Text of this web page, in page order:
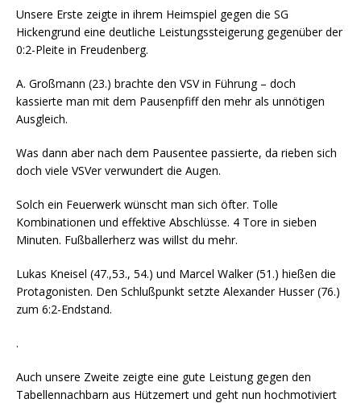
Unsere Erste zeigte in ihrem Heimspiel gegen die SG
Hickengrund eine deutliche Leistungssteigerung gegenüber der
0:2-Pleite in Freudenberg.
A. Großmann (23.) brachte den VSV in Führung – doch
kassierte man mit dem Pausenpfiff den mehr als unnötigen
Ausgleich.
Was dann aber nach dem Pausentee passierte, da rieben sich
doch viele VSVer verwundert die Augen.
Solch ein Feuerwerk wünscht man sich öfter. Tolle
Kombinationen und effektive Abschlüsse. 4 Tore in sieben
Minuten. Fußballerherz was willst du mehr.
Lukas Kneisel (47.,53., 54.) und Marcel Walker (51.) hießen die
Protagonisten. Den Schlußpunkt setzte Alexander Husser (76.)
zum 6:2-Endstand.
.
Auch unsere Zweite zeigte eine gute Leistung gegen den
Tabellennachbarn aus Hützemert und geht nun hochmotiviert